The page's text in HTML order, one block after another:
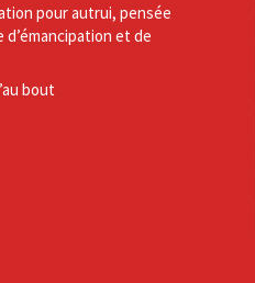
pour autrui, pensée
d’émancipation et de
bout